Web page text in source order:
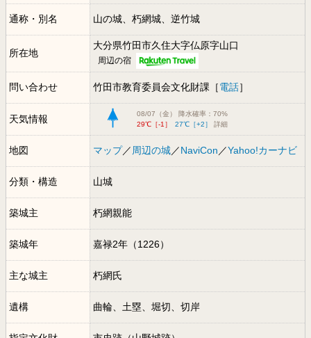
通称・別名 山の城、朽網城、逆竹城
所在地
大分県竹田市久住大字仏原字山口
周辺の宿
問い合わせ 竹田市教育委員会文化財課［電話］
天気情報
08/07（金） 降水確率：70%
29℃［-1］
27℃［+2］ 詳細
地図 マップ／ 周辺の城／NaviCon ／Yahoo!カーナビ
分類・構造 山城
築城主 朽網親能
築城年 嘉禄2年（1226）
主な城主 朽網氏
遺構 曲輪、土塁、堀切、切岸